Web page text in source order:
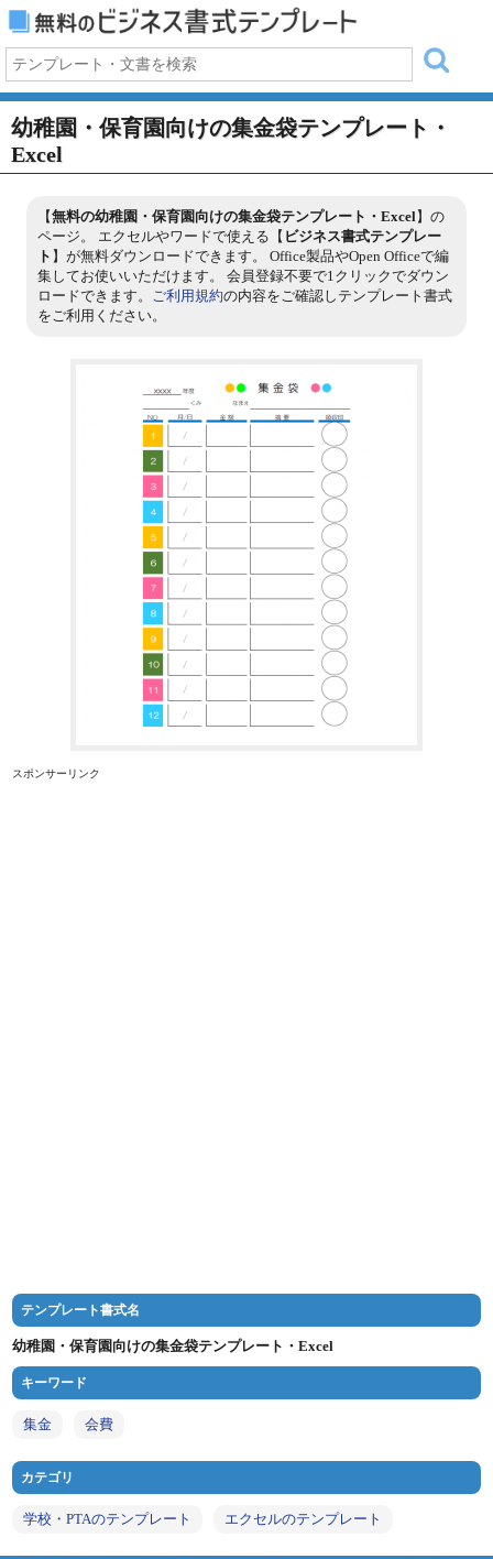
幼稚園・保育園向けの集金袋テンプレート・
Excel
【無料の幼稚園・保育園向けの集金袋テンプレート・Excel】の
ページ。 エクセルやワードで使える【 ビジネス書式テンプレー
ト 】が無料ダウンロードできます。 Office製品やOpen Officeで編
集してお使いいただけます。 会員登録不要で1クリックでダウン
ロードできます。 ご利用規約の内容をご確認しテンプレート書式
をご利用ください。
スポンサーリンク
テンプレート書式名
幼稚園・保育園向けの集金袋テンプレート・Excel
キーワード
集金 会費
カテゴリ
学校・PTAのテンプレート エクセルのテンプレート